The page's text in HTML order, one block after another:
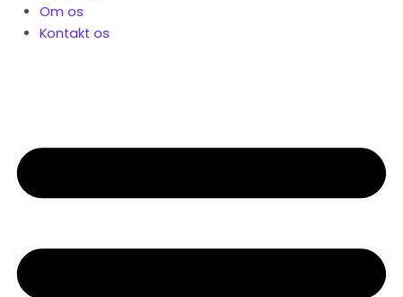
Om os
Kontakt os